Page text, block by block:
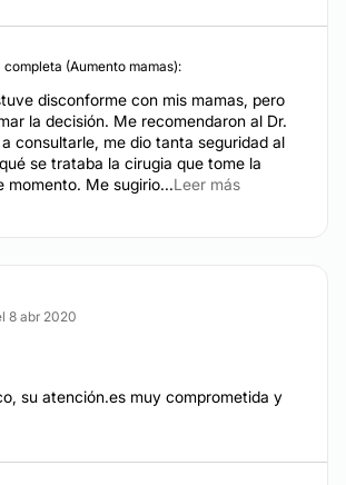
ESTÉTICA
completa (Aumento mamas):
disconforme con mis mamas, pero
la decisión. Me recomendaron al Dr.
consultarle, me dio tanta seguridad al
se trataba la cirugia que tome la
momento. Me sugirio...Leer más
8 abr 2020
su atención.es muy comprometida y